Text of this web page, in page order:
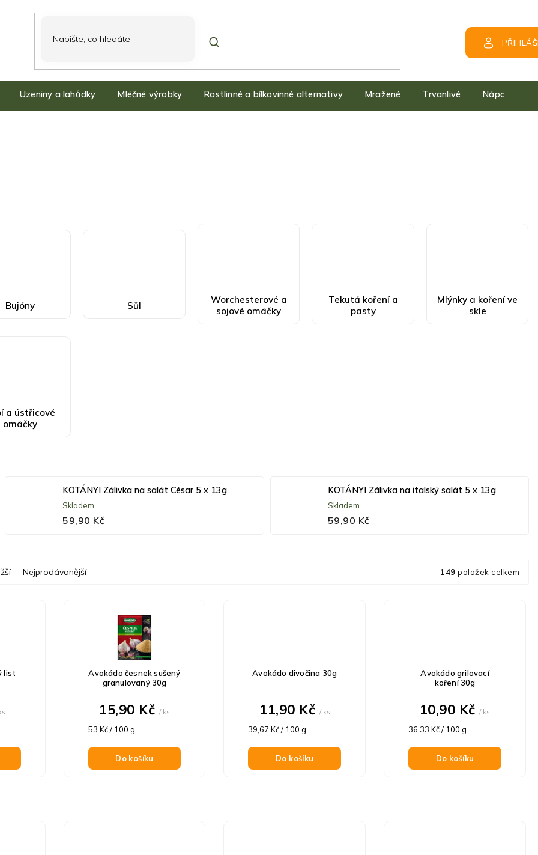
Uzeniny a lahůdky Mléčné výrobky Rostlinné a bílkovinné alternativy Mražené Trvanlivé Nápoje
Bujóny Sůl
Worchesterové a
sojové omáčky
Tekutá koření a
pasty
Mlýnky a koření ve
skle
a ústřicové
omáčky
KOTÁNYI Zálivka na salát César 5 x 13g
Skladem
59,90 Kč
KOTÁNYI Zálivka na italský salát 5 x 13g
Skladem
59,90 Kč
Nejprodávanější 149 položek celkem
list
Avokádo česnek sušený
granulovaný 30g
15,90 Kč / ks
Měrná
53 Kč / 100 g
Do košíku
Avokádo divočina 30g
11,90 Kč / ks
Měrná
39,67 Kč / 100 g
Do košíku
Avokádo grilovací
koření 30g
10,90 Kč/ ks
Měrná
36,33 Kč / 100 g
Do košíku